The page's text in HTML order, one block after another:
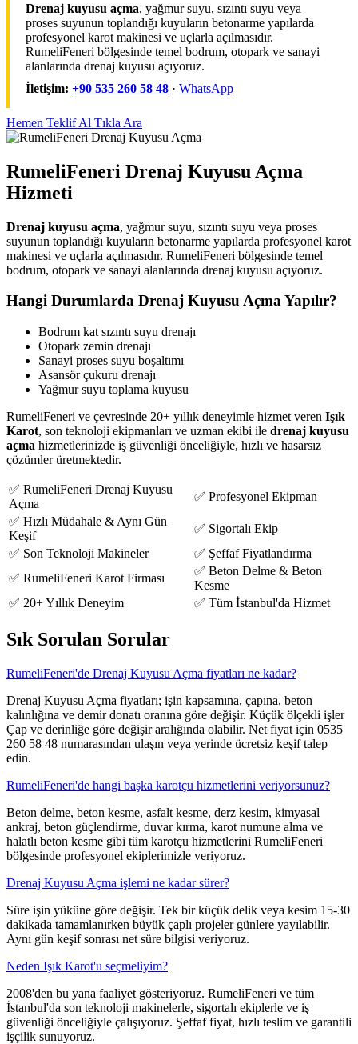
Drenaj kuyusu açma, yağmur suyu, sızıntı suyu veya
proses suyunun toplandığı kuyuların betonarme yapılarda
profesyonel karot makinesi ve uçlarla açılmasıdır.
RumeliFeneri bölgesinde temel bodrum, otopark ve sanayi
alanlarında drenaj kuyusu açıyoruz.
İletişim: +90 535 260 58 48 · WhatsApp
Hemen Teklif Al Tıkla Ara
RumeliFeneri Drenaj Kuyusu Açma
Hizmeti
Drenaj kuyusu açma, yağmur suyu, sızıntı suyu veya proses
suyunun toplandığı kuyuların betonarme yapılarda profesyonel karot
makinesi ve uçlarla açılmasıdır. RumeliFeneri bölgesinde temel
bodrum, otopark ve sanayi alanlarında drenaj kuyusu açıyoruz.
Hangi Durumlarda Drenaj Kuyusu Açma Yapılır?
Bodrum kat sızıntı suyu drenajı
Otopark zemin drenajı
Sanayi proses suyu boşaltımı
Asansör çukuru drenajı
Yağmur suyu toplama kuyusu
RumeliFeneri ve çevresinde 20+ yıllık deneyimle hizmet veren Işık
Karot, son teknoloji ekipmanları ve uzman ekibi ile drenaj kuyusu
açma hizmetlerinizde iş güvenliği önceliğiyle, hızlı ve hasarsız
çözümler üretmektedir.
✅ RumeliFeneri Drenaj Kuyusu
Açma
✅ Profesyonel Ekipman
✅ Hızlı Müdahale & Aynı Gün
Keşif
✅ Sigortalı Ekip
✅ Son Teknoloji Makineler
✅ Şeffaf Fiyatlandırma
✅ RumeliFeneri Karot Firması
✅ Beton Delme & Beton
Kesme
✅ 20+ Yıllık Deneyim
✅ Tüm İstanbul'da Hizmet
Sık Sorulan Sorular
RumeliFeneri'de Drenaj Kuyusu Açma fiyatları ne kadar?
Drenaj Kuyusu Açma fiyatları; işin kapsamına, çapına, beton
kalınlığına ve demir donatı oranına göre değişir. Küçük ölçekli işler
Çap ve derinliğe göre değişir aralığında olabilir. Net fiyat için 0535
260 58 48 numarasından ulaşın veya yerinde ücretsiz keşif talep
edin.
RumeliFeneri'de hangi başka karotçu hizmetlerini veriyorsunuz?
Beton delme, beton kesme, asfalt kesme, derz kesim, kimyasal
ankraj, beton güçlendirme, duvar kırma, karot numune alma ve
halatlı beton kesme gibi tüm karotçu hizmetlerini RumeliFeneri
bölgesinde profesyonel ekiplerimizle veriyoruz.
Drenaj Kuyusu Açma işlemi ne kadar sürer?
Süre işin yüküne göre değişir. Tek bir küçük delik veya kesim 15-30
dakikada tamamlanırken büyük çaplı projeler günlere yayılabilir.
Aynı gün keşif sonrası net süre bilgisi veriyoruz.
Neden Işık Karot'u seçmeliyim?
2008'den bu yana faaliyet gösteriyoruz. RumeliFeneri ve tüm
İstanbul'da son teknoloji makinelerle, sigortalı ekiplerle ve iş
güvenliği önceliğiyle çalışıyoruz. Şeffaf fiyat, hızlı teslim ve garantili
işçilik sunuyoruz.